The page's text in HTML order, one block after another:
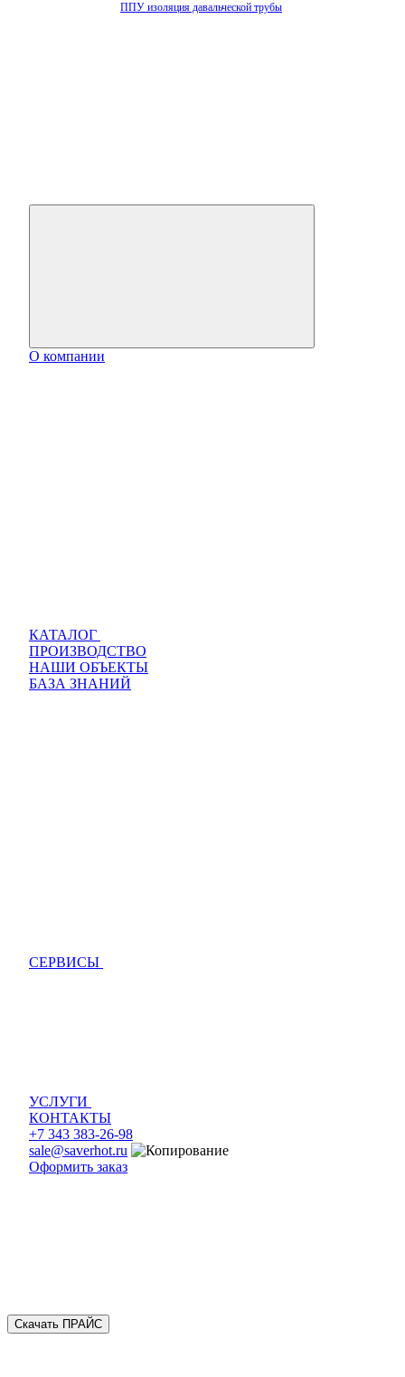
ППУ изоляция давальческой трубы
О компании
КАТАЛОГ
ПРОИЗВОДСТВО
НАШИ ОБЪЕКТЫ
БАЗА ЗНАНИЙ
СЕРВИСЫ
УСЛУГИ
КОНТАКТЫ
+7 343 383-26-98
sale@saverhot.ru
Оформить заказ
Скачать ПРАЙС